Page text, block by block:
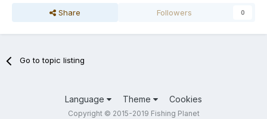
Share Followers 0
Go to topic listing
Language Theme Cookies
Copyright © 2015-2019 Fishing Planet